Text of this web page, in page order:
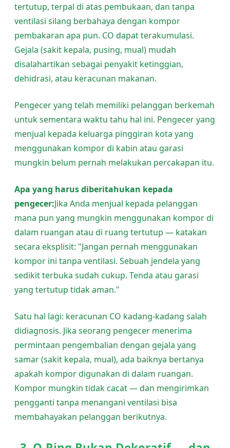
tertutup, terpal di atas pembukaan, dan tanpa
ventilasi silang berbahaya dengan kompor
pembakaran apa pun. CO dapat terakumulasi.
Gejala (sakit kepala, pusing, mual) mudah
disalahartikan sebagai penyakit ketinggian,
dehidrasi, atau keracunan makanan.
Pengecer yang telah memiliki pelanggan berkemah
untuk sementara waktu tahu hal ini. Pengecer yang
menjual kepada keluarga pinggiran kota yang
menggunakan kompor di kabin atau garasi
mungkin belum pernah melakukan percakapan itu.
Apa yang harus diberitahukan kepada
pengecer:Jika Anda menjual kepada pelanggan
mana pun yang mungkin menggunakan kompor di
dalam ruangan atau di ruang tertutup — katakan
secara eksplisit: "Jangan pernah menggunakan
kompor ini tanpa ventilasi. Sebuah jendela yang
sedikit terbuka sudah cukup. Tenda atau garasi
yang tertutup tidak aman."
Satu hal lagi: keracunan CO kadang-kadang salah
didiagnosis. Jika seorang pengecer menerima
permintaan pengembalian dengan gejala yang
samar (sakit kepala, mual), ada baiknya bertanya
apakah kompor digunakan di dalam ruangan.
Kompor mungkin tidak cacat — dan mengirimkan
pengganti tanpa menangani ventilasi bisa
membahayakan pelanggan berikutnya.